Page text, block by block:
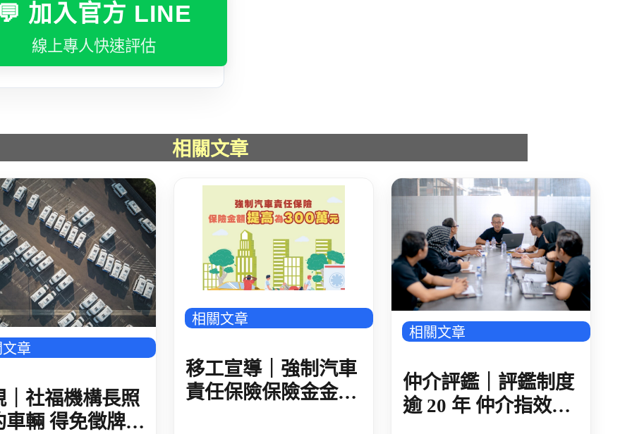
加入官方 LINE
線上專人快速評估
相關文章
章
｜社福機構長照
車輛 得免徵牌照
相關文章
移工宣導｜強制汽車
責任保險保險金金額
相關文章
仲介評鑑｜評鑑制度
逾 20 年 仲介指效益